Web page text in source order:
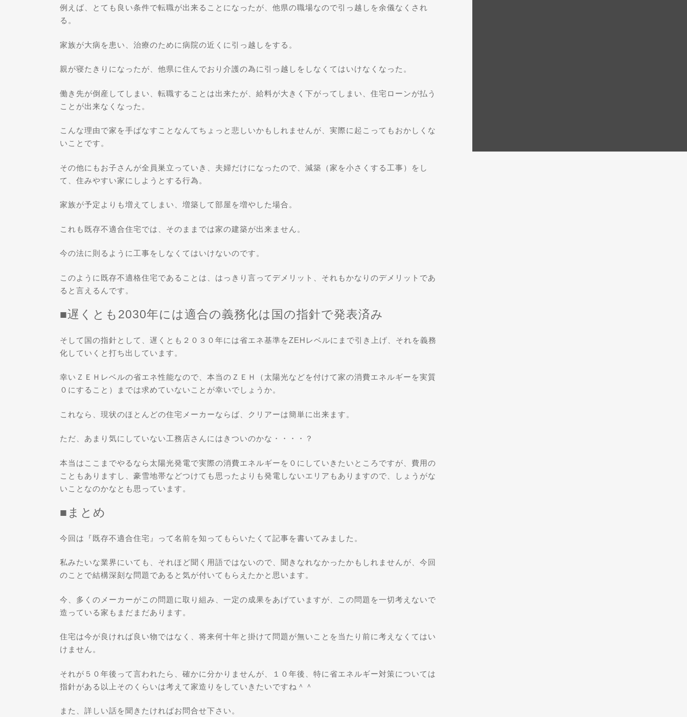
例えば、とても良い条件で転職が出来ることになったが、他県の職場なので引っ越しを余儀なくされ
る。
家族が大病を患い、治療のために病院の近くに引っ越しをする。
親が寝たきりになったが、他県に住んでおり介護の為に引っ越しをしなくてはいけなくなった。
働き先が倒産してしまい、転職することは出来たが、給料が大きく下がってしまい、住宅ローンが払う
ことが出来なくなった。
こんな理由で家を手ばなすことなんてちょっと悲しいかもしれませんが、実際に起こってもおかしくな
いことです。
その他にもお子さんが全員巣立っていき、夫婦だけになったので、減築（家を小さくする工事）をし
て、住みやすい家にしようとする行為。
家族が予定よりも増えてしまい、増築して部屋を増やした場合。
これも既存不適合住宅では、そのままでは家の建築が出来ません。
今の法に則るように工事をしなくてはいけないのです。
このように既存不適格住宅であることは、はっきり言ってデメリット、それもかなりのデメリットであ
ると言えるんです。
■遅くとも2030年には適合の義務化は国の指針で発表済み
そして国の指針として、遅くとも２０３０年には省エネ基準をZEHレベルにまで引き上げ、それを義務
化していくと打ち出しています。
幸いＺＥＨレベルの省エネ性能なので、本当のＺＥＨ（太陽光などを付けて家の消費エネルギーを実質
０にすること）までは求めていないことが幸いでしょうか。
これなら、現状のほとんどの住宅メーカーならば、クリアーは簡単に出来ます。
ただ、あまり気にしていない工務店さんにはきついのかな・・・・？
本当はここまでやるなら太陽光発電で実際の消費エネルギーを０にしていきたいところですが、費用の
こともありますし、豪雪地帯などつけても思ったよりも発電しないエリアもありますので、しょうがな
いことなのかなとも思っています。
■まとめ
今回は『既存不適合住宅』って名前を知ってもらいたくて記事を書いてみました。
私みたいな業界にいても、それほど聞く用語ではないので、聞きなれなかったかもしれませんが、今回
のことで結構深刻な問題であると気が付いてもらえたかと思います。
今、多くのメーカーがこの問題に取り組み、一定の成果をあげていますが、この問題を一切考えないで
造っている家もまだまだあります。
住宅は今が良ければ良い物ではなく、将来何十年と掛けて問題が無いことを当たり前に考えなくてはい
けません。
それが５０年後って言われたら、確かに分かりませんが、１０年後、特に省エネルギー対策については
指針がある以上そのくらいは考えて家造りをしていきたいですね＾＾
また、詳しい話を聞きたければお問合せ下さい。